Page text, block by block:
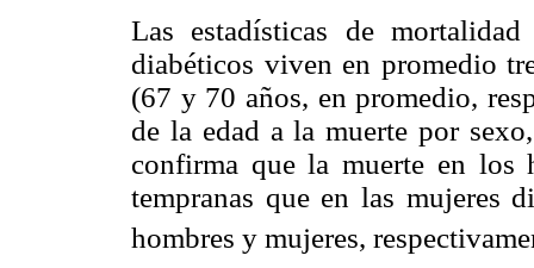
Las estadísticas de
diabéticos viven en promedio
(67 y 70 años, en promedio,
de la edad a la muerte por
confirma que la muerte en los
tempranas que en las mujeres
hombres y mujeres,